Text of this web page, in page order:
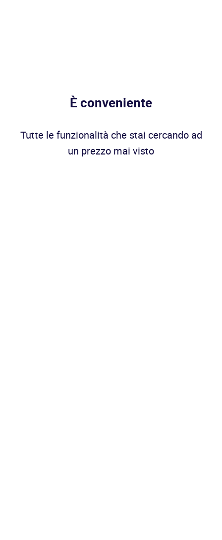
È conveniente
Tutte le funzionalità che stai cercando ad
un prezzo mai visto